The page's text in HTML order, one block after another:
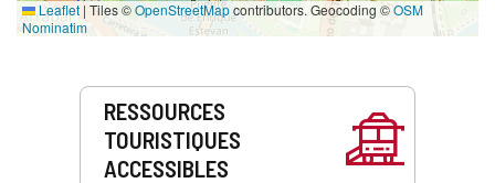
Leaflet |Tiles ©OpenStreetMapcontributors. Geocoding ©OSM
Nominatim
Prestations
RESSOURCES
TOURISTIQUES
ACCESSIBLES